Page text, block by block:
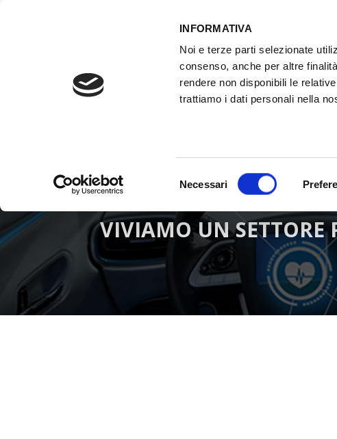
INFORMATIVA
Noi e terze parti selezionate
consenso, anche per altre
rendere non disponibili le
trattiamo i dati personali nella
del
Necessari
ACCESSO GESTIONALE
VIVIAMO UN